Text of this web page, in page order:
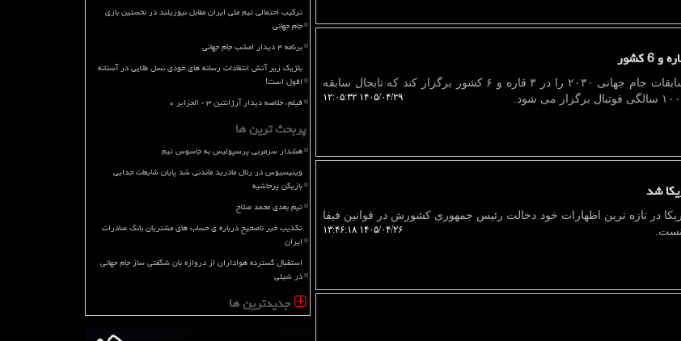
دیجیپا: فیفا در اقدامی عجیب می خواهد مسابقات جام جهانی ۲۰۳۰ را در ۳ قاره و ۶ کشور برگزار کند که تابحال سابقه
۱۴۰۵/۰۴/۲۹ ۱۲:۰۵:۳۲
شد
در تازه ترین اظهارات خود دخالت رئیس جمهوری کشورش در قوانین فیفا
۱۴۰۵/۰۴/۲۶ ۱۳:۴۶:۱۸
ترکیب احتمالی تیم ملی ایران مقابل نیوزیلند در نخستین بازی
جام جهانی
برنامه ۴ دیدار امشب جام جهانی
بلژیک زیر آتش انتقادات رسانه های خودی نسل طلایی در آستانه
افول است!
فیلم، خلاصه دیدار آرژانتین ۳ - الجزایر ۰
پربحث ترین ها
هشدار سرمربی پرسپولیس به جاسوس تیم
وینیسیوس در رئال مادرید ماندنی شد پایان شایعات جدایی
بازیکن پرحاشیه
تیم بعدی محمد صلاح
تکذیب خبر ناصحیح درباره ی حساب های مشتریان بانک صادرات
ایران
استقبال گسترده هواداران از دروازه بان شگفتی ساز جام جهانی
در شیلی
جدیدترین ها